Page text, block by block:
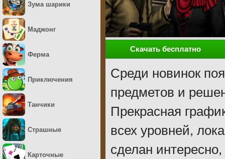
Скачать бесплатно
Среди новинок
предметов и
Прекрасная
всех уровней,
сделан
Зума шарики
Маджонг
Ферма
Приключения
Танчики
Страшные
Карточные